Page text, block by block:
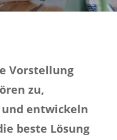
Vorstellung
zu,
entwickeln
beste Lösung